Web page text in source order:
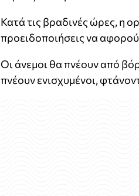
Κατά τις βραδινές ώρες, η
προειδοποιήσεις να
Οι άνεμοι θα πνέουν από
πνέουν ενισχυμένοι,